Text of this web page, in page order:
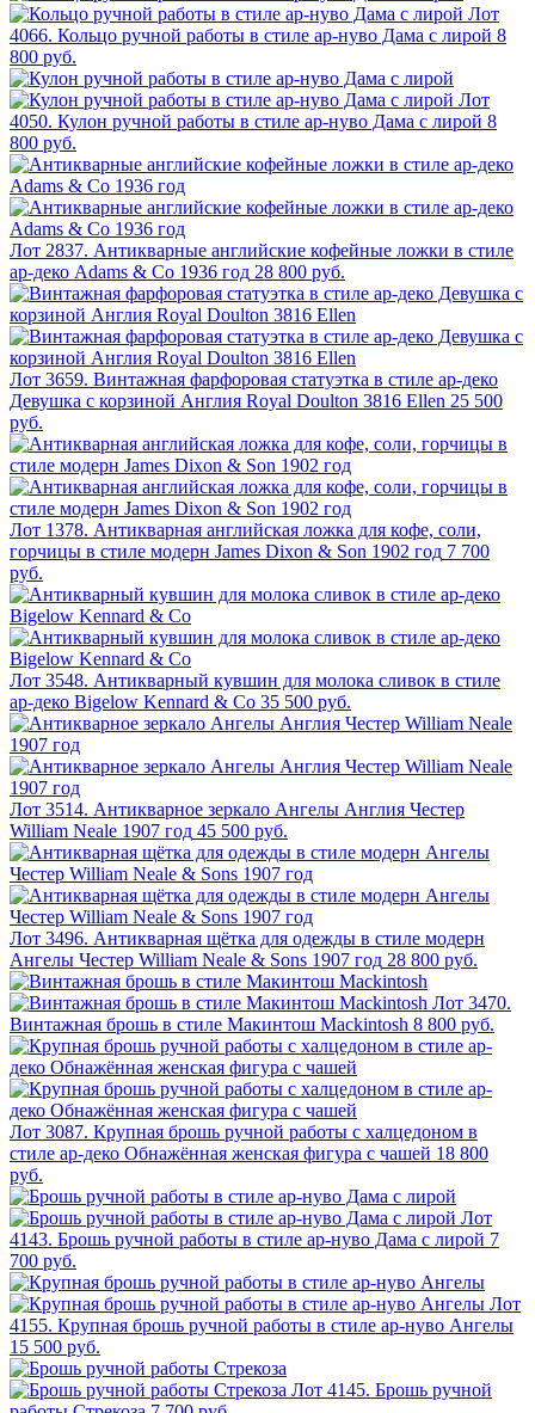
Лот
4066. Кольцо ручной работы в стиле ар-нуво Дама с лирой 8
800 руб.
Лот
4050. Кулон ручной работы в стиле ар-нуво Дама с лирой 8
800 руб.
Лот 2837. Антикварные английские кофейные ложки в стиле
ар-деко Adams & Co 1936 год 28 800 руб.
Лот 3659. Винтажная фарфоровая статуэтка в стиле ар-деко
Девушка с корзиной Англия Royal Doulton 3816 Ellen 25 500
руб.
Лот 1378. Антикварная английская ложка для кофе, соли,
горчицы в стиле модерн James Dixon & Son 1902 год 7 700
руб.
Лот 3548. Антикварный кувшин для молока сливок в стиле
ар-деко Bigelow Kennard & Co 35 500 руб.
Лот 3514. Антикварное зеркало Ангелы Англия Честер
William Neale 1907 год 45 500 руб.
Лот 3496. Антикварная щётка для одежды в стиле модерн
Ангелы Честер William Neale & Sons 1907 год 28 800 руб.
Лот 3470.
Винтажная брошь в стиле Макинтош Mackintosh 8 800 руб.
Лот 3087. Крупная брошь ручной работы с халцедоном в
стиле ар-деко Обнажённая женская фигура с чашей 18 800
руб.
Лот
4143. Брошь ручной работы в стиле ар-нуво Дама с лирой 7
700 руб.
Лот
4155. Крупная брошь ручной работы в стиле ар-нуво Ангелы
15 500 руб.
Лот 4145. Брошь ручной